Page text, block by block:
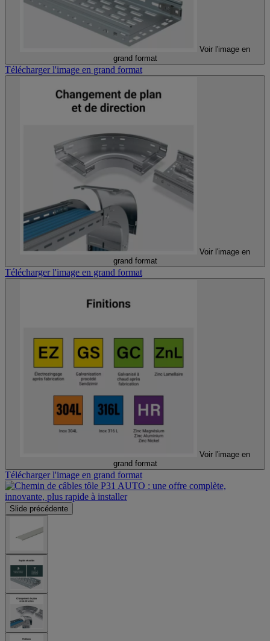
Voir l'image en
grand format
Télécharger l'image en grand format
Voir l'image en
grand format
Télécharger l'image en grand format
Voir l'image en
grand format
Télécharger l'image en grand format
Slide précédente